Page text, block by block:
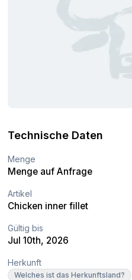
Technische Daten
Menge
Menge auf Anfrage
Artikel
Chicken inner fillet
Gültig bis
Jul 10th, 2026
Herkunft
Welches ist das Herkunftsland?